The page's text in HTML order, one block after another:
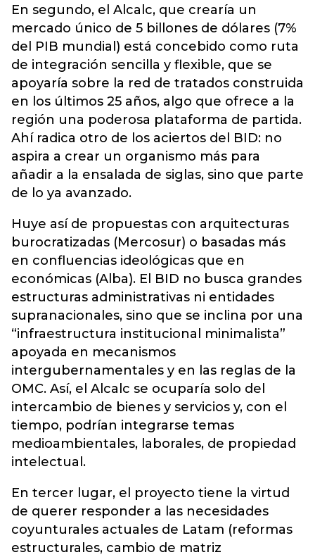
En segundo, el Alcalc, que crearía un
mercado único de 5 billones de dólares (7%
del PIB mundial) está concebido como ruta
de integración sencilla y flexible, que se
apoyaría sobre la red de tratados construida
en los últimos 25 años, algo que ofrece a la
región una poderosa plataforma de partida.
Ahí radica otro de los aciertos del BID: no
aspira a crear un organismo más para
añadir a la ensalada de siglas, sino que parte
de lo ya avanzado.
Huye así de propuestas con arquitecturas
burocratizadas (Mercosur) o basadas más
en confluencias ideológicas que en
económicas (Alba). El BID no busca grandes
estructuras administrativas ni entidades
supranacionales, sino que se inclina por una
“infraestructura institucional minimalista”
apoyada en mecanismos
intergubernamentales y en las reglas de la
OMC. Así, el Alcalc se ocuparía solo del
intercambio de bienes y servicios y, con el
tiempo, podrían integrarse temas
medioambientales, laborales, de propiedad
intelectual.
En tercer lugar, el proyecto tiene la virtud
de querer responder a las necesidades
coyunturales actuales de Latam (reformas
estructurales, cambio de matriz